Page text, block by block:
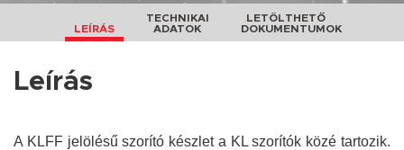
LEÍRÁS
TECHNIKAI
ADATOK
LETÖLTHETŐ
DOKUMENTUMOK
Leírás
A KLFF jelölésű szorító készlet a KL szorítók közé tartozik.